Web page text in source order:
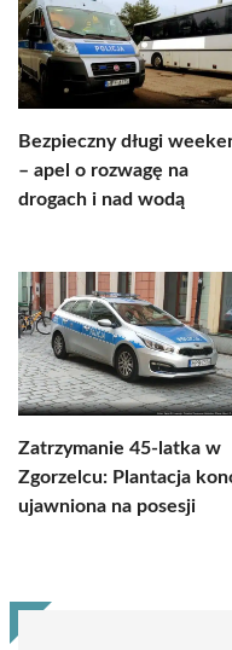
Bezpieczny długi
– apel o rozwagę na
drogach i nad wodą
Zatrzymanie 45-latka w
Zgorzelcu: Plantacja
ujawniona na posesji